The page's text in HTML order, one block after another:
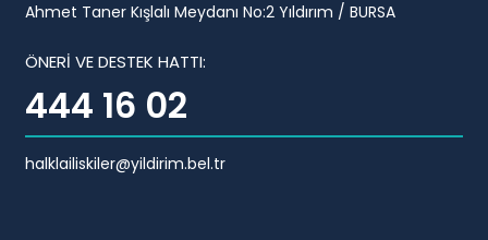
Ahmet Taner Kışlalı Meydanı No:2 Yıldırım / BURSA
ÖNERİ VE DESTEK HATTI:
444 16 02
halklailiskiler@yildirim.bel.tr